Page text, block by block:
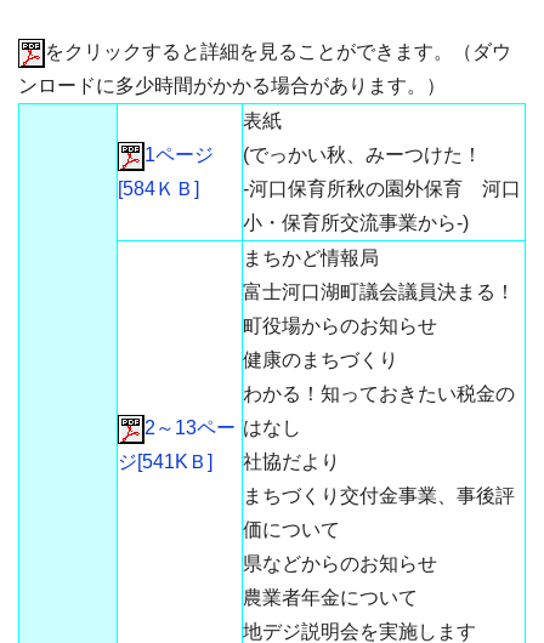
をクリックすると詳細を見ることができます。（ダウ
ンロードに多少時間がかかる場合があります。）
1ページ
[584ＫＢ]
表紙
(でっかい秋、みーつけた！
-河口保育所秋の園外保育 河口
小・保育所交流事業から-)
2～13ペー
ジ[541KＢ]
まちかど情報局
富士河口湖町議会議員決まる！
町役場からのお知らせ
健康のまちづくり
わかる！知っておきたい税金の
はなし
社協だより
まちづくり交付金事業、事後評
価について
県などからのお知らせ
農業者年金について
地デジ説明会を実施します